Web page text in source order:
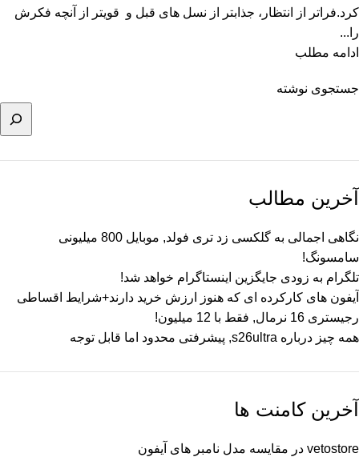
کرد.فراتر از انتظار، جذابتر از نسل های قبل و قویتر از آنچه فکرش
را...
ادامه مطلب
جستجوی نوشته
آخرین مطالب
نگاهی اجمالی به گلکسی زد تری فولد, موبایل 800 میلیونی
سامسونگ!
تلگرام به زودی جایگزین اینستاگرام خواهد شد!
آیفون های کارکرده ای که هنوز ارزش خرید دارند+شرایط اقساطی
رجیستری 16 نرمال, فقط با 12 میلیون!
همه چیز درباره s26ultra, پیشرفتی محدود اما قابل توجه
آخرین کامنت ها
vetostore در مقایسه مدل نامبر های آیفون